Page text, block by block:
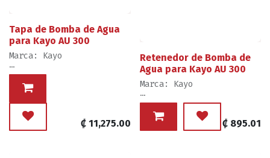
Tapa de Bomba de Agua
para Kayo AU 300
Marca: Kayo
Ventas por Unidad,
Elemento 11 del Diagrama
Nivel de Mecánica para
Reemplazo: Básico
₡ 11,275.00
Retenedor de Bomba de
Agua para Kayo AU 300
Marca: Kayo
Ventas por Unidad,
Elemento 5 del Diagrama
Nivel de Mecánica para
₡ 895.01